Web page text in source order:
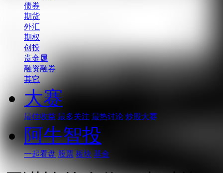
债券
期货
外汇
期权
创投
贵金属
融资融券
其它
大赛
最佳收益 最多关注 最热讨论 炒股大赛
阿牛智投
一起看盘 股票 板块 基金